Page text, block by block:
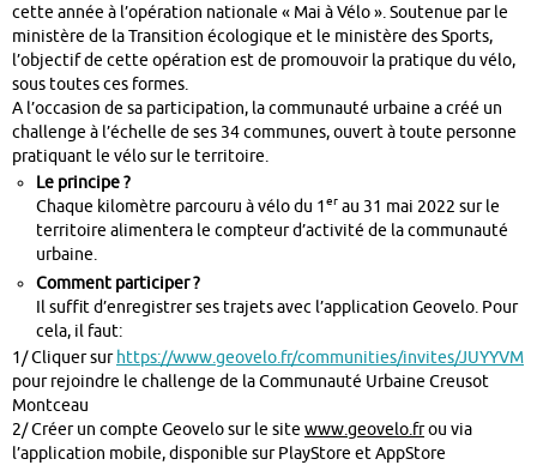
cette année à l’opération nationale « Mai à Vélo ». Soutenue par le
ministère de la Transition écologique et le ministère des Sports,
l’objectif de cette opération est de promouvoir la pratique du vélo,
sous toutes ces formes.
A l’occasion de sa participation, la communauté urbaine a créé un
challenge à l’échelle de ses 34 communes, ouvert à toute personne
pratiquant le vélo sur le territoire.
Le principe ?
Chaque kilomètre parcouru à vélo du 1er au 31 mai 2022 sur le
territoire alimentera le compteur d’activité de la communauté
urbaine.
Comment participer ?
Il suffit d’enregistrer ses trajets avec l’application Geovelo. Pour
cela, il faut:
1/ Cliquer sur https://www.geovelo.fr/communities/invites/JUYYVM
pour rejoindre le challenge de la Communauté Urbaine Creusot
Montceau
2/ Créer un compte Geovelo sur le site www.geovelo.frou via
l’application mobile, disponible sur PlayStore et AppStore